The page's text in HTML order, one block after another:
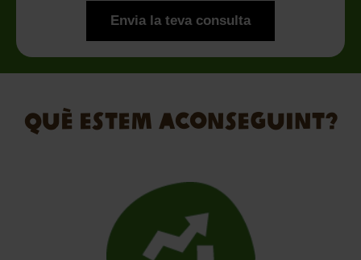
QUÈ ESTEM ACONSEGUINT?